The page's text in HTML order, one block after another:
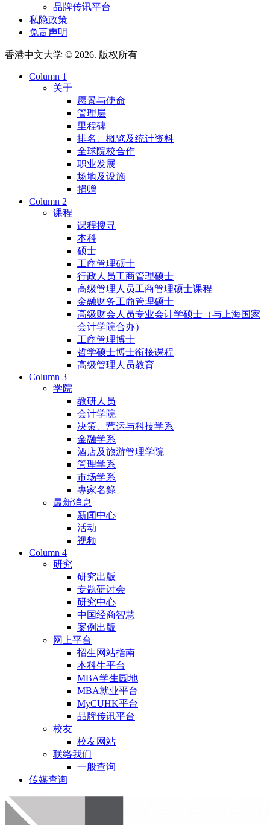
品牌传讯平台
私隐政策
免责声明
香港中文大学 © 2026. 版权所有
Column 1
关于
愿景与使命
管理层
里程碑
排名、概览及统计资料
全球院校合作
职业发展
场地及设施
捐赠
Column 2
课程
课程搜寻
本科
硕士
工商管理硕士
行政人员工商管理硕士
高级管理人员工商管理硕士课程
金融财务工商管理硕士
高级财会人员专业会计学硕士（与上海国家
会计学院合办）
工商管理博士
哲学硕士博士衔接课程
高级管理人员教育
Column 3
学院
教研人员
会计学院
决策、营运与科技学系
金融学系
酒店及旅游管理学院
管理学系
市场学系
專家名錄
最新消息
新闻中心
活动
视频
Column 4
研究
研究出版
专题研讨会
研究中心
中国经商智慧
案例出版
网上平台
招生网站指南
本科生平台
MBA学生园地
MBA就业平台
MyCUHK平台
品牌传讯平台
校友
校友网站
联络我们
一般查询
传媒查询